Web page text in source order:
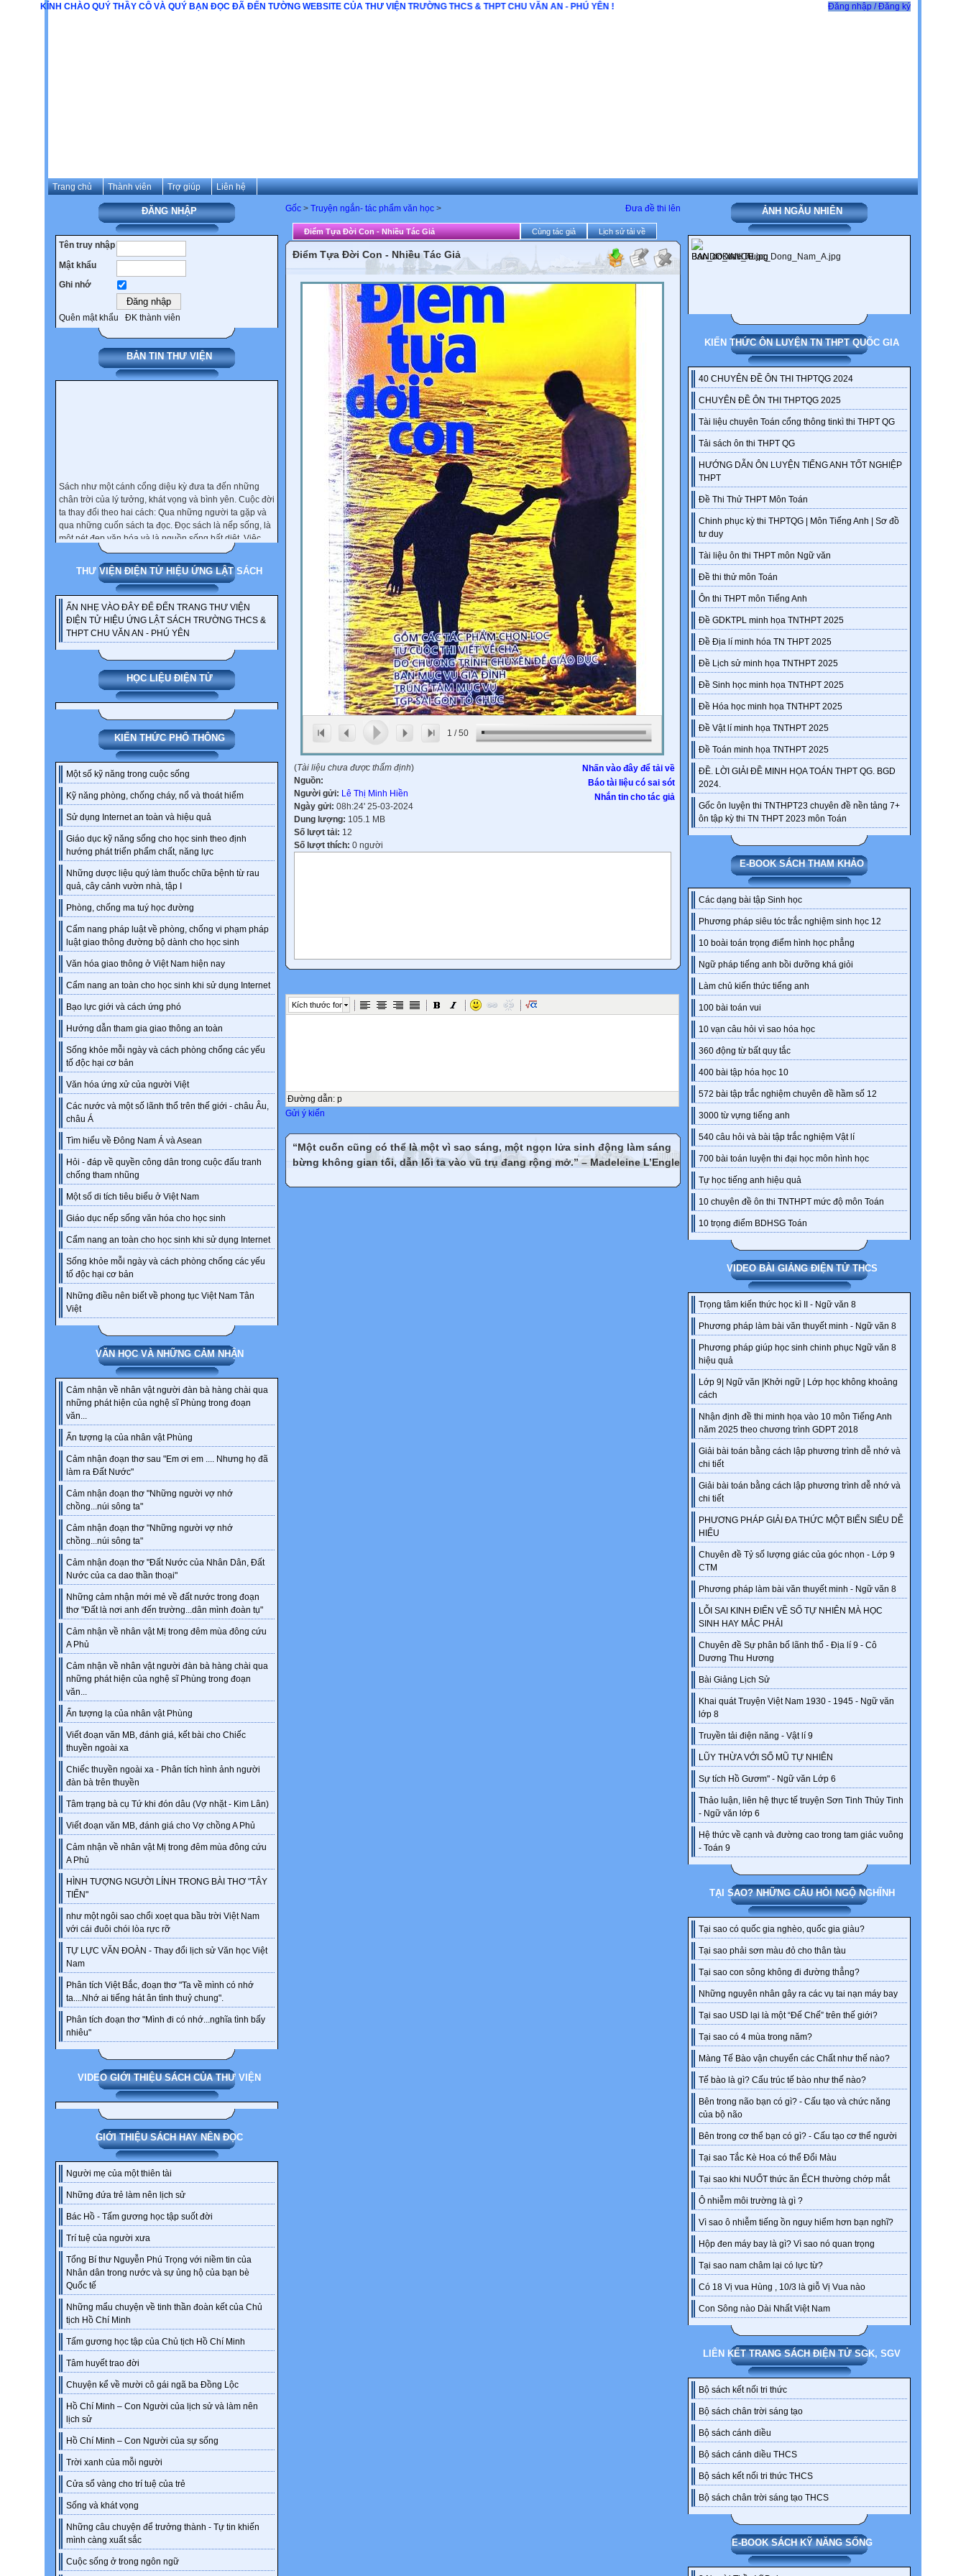
Đăng nhập / Đăng ký
Trang chủ Thành viên Trợ giúp Liên hệ
ĐĂNG NHẬP
Tên truy nhập
Mật khẩu
Ghi nhớ
Quên mật khẩu ĐK thành viên
BẢN TIN THƯ VIỆN
chân trời của lý tưởng, khát vọng và bình yên. Cuộc đời
ta thay đổi theo hai cách: Qua những người ta gặp và
qua những cuốn sách ta đọc. Đọc sách là nếp sống, là
một nét đẹp văn hóa và là nguồn sống bất diệt. Việc
đọc cũng giống như việc học. Có đọc, có học thì mới có
nhân. Thói quen đọc sách chỉ được hình thành và duy
trì khi chữ tâm và sách hòa quện làm một. Người đọc
sách là người biết yêu thương bản thân mình và là
người biết trân trọng cuộc sống. Việc đọc một cuốn
sách có đem lại cho bạn lợi ích hay không, phụ thuộc
vào thái độ và tâm thế của bạn khi đọc.
THƯ VIỆN ĐIỆN TỬ HIỆU ỨNG LẬT SÁCH
ẤN NHẸ VÀO ĐÂY ĐỂ ĐẾN TRANG THƯ VIỆN
ĐIỆN TỬ HIỆU ỨNG LẬT SÁCH TRƯỜNG THCS &
THPT CHU VĂN AN - PHÚ YÊN
HỌC LIỆU ĐIỆN TỬ
KIẾN THỨC PHỔ THÔNG
Một số kỹ năng trong cuộc sống
Kỹ năng phòng, chống cháy, nổ và thoát hiểm
Sử dụng Internet an toàn và hiệu quả
Giáo dục kỹ năng sống cho học sinh theo định
hướng phát triển phẩm chất, năng lực
Những dược liệu quý làm thuốc chữa bệnh từ rau
quả, cây cảnh vườn nhà, tập I
Phòng, chống ma tuý học đường
Cẩm nang pháp luật về phòng, chống vi phạm pháp
luật giao thông đường bộ dành cho học sinh
Văn hóa giao thông ở Việt Nam hiện nay
Cẩm nang an toàn cho học sinh khi sử dụng Internet
Bạo lực giới và cách ứng phó
Hướng dẫn tham gia giao thông an toàn
Sống khỏe mỗi ngày và cách phòng chống các yếu
tố độc hại cơ bản
Văn hóa ứng xử của người Việt
Các nước và một số lãnh thổ trên thế giới - châu Âu,
châu Á
Tìm hiểu về Đông Nam Á và Asean
Hỏi - đáp về quyền công dân trong cuộc đấu tranh
chống tham nhũng
Một số di tích tiêu biểu ở Việt Nam
Giáo dục nếp sống văn hóa cho học sinh
Cẩm nang an toàn cho học sinh khi sử dụng Internet
Sống khỏe mỗi ngày và cách phòng chống các yếu
tố độc hại cơ bản
Những điều nên biết về phong tục Việt Nam Tân
Việt
VĂN HỌC VÀ NHỮNG CẢM NHẬN
Cảm nhận về nhân vật người đàn bà hàng chài qua
những phát hiện của nghệ sĩ Phùng trong đoạn
văn...
Ấn tượng lạ của nhân vật Phùng
Cảm nhận đoạn thơ sau "Em ơi em .... Nhưng họ đã
làm ra Đất Nước"
Cảm nhận đoạn thơ "Những người vợ nhớ
chồng...núi sông ta"
Cảm nhận đoạn thơ "Những người vợ nhớ
chồng...núi sông ta"
Cảm nhận đoạn thơ "Đất Nước của Nhân Dân, Đất
Nước của ca dao thần thoại"
Những cảm nhận mới mẻ về đất nước trong đoạn
thơ "Đất là nơi anh đến trường...dân mình đoàn tụ"
Cảm nhận về nhân vật Mị trong đêm mùa đông cứu
A Phủ
Cảm nhận về nhân vật người đàn bà hàng chài qua
những phát hiện của nghệ sĩ Phùng trong đoạn
văn...
Ấn tượng lạ của nhân vật Phùng
Viết đoạn văn MB, đánh giá, kết bài cho Chiếc
thuyền ngoài xa
Chiếc thuyền ngoài xa - Phân tích hình ảnh người
đàn bà trên thuyền
Tâm trạng bà cụ Tứ khi đón dâu (Vợ nhặt - Kim Lân)
Viết đoạn văn MB, đánh giá cho Vợ chồng A Phủ
Cảm nhận về nhân vật Mị trong đêm mùa đông cứu
A Phủ
HÌNH TƯỢNG NGƯỜI LÍNH TRONG BÀI THƠ "TÂY
TIẾN"
như một ngôi sao chổi xoẹt qua bầu trời Việt Nam
với cái đuôi chói lòa rực rỡ
TỰ LỰC VĂN ĐOÀN - Thay đổi lịch sử Văn học Việt
Nam
Phân tích Việt Bắc, đoạn thơ "Ta về mình có nhớ
ta....Nhớ ai tiếng hát ân tình thuỷ chung".
Phân tích đoạn thơ "Mình đi có nhớ...nghĩa tình bấy
nhiêu"
VIDEO GIỚI THIỆU SÁCH CỦA THƯ VIỆN
GIỚI THIỆU SÁCH HAY NÊN ĐỌC
Người mẹ của một thiên tài
Những đứa trẻ làm nên lịch sử
Bác Hồ - Tấm gương học tập suốt đời
Trí tuệ của người xưa
Tổng Bí thư Nguyễn Phú Trọng với niềm tin của
Nhân dân trong nước và sự ủng hộ của bạn bè
Quốc tế
Những mẩu chuyện về tinh thần đoàn kết của Chủ
tịch Hồ Chí Minh
Tấm gương học tập của Chủ tịch Hồ Chí Minh
Tâm huyết trao đời
Chuyện kể về mười cô gái ngã ba Đồng Lộc
Hồ Chí Minh – Con Người của lịch sử và làm nên
lịch sử
Hồ Chí Minh – Con Người của sự sống
Trời xanh của mỗi người
Cửa sổ vàng cho trí tuệ của trẻ
Sống và khát vọng
Những câu chuyện để trưởng thành - Tự tin khiến
mình càng xuất sắc
Cuộc sống ở trong ngôn ngữ
ẢNH NGẪU NHIÊN
KIẾN THỨC ÔN LUYỆN TN THPT QUỐC GIA
40 CHUYÊN ĐỀ ÔN THI THPTQG 2024
CHUYÊN ĐỀ ÔN THI THPTQG 2025
Tài liệu chuyên Toán cổng thông tinkì thi THPT QG
Tải sách ôn thi THPT QG
HƯỚNG DẪN ÔN LUYỆN TIẾNG ANH TỐT NGHIỆP
THPT
Đề Thi Thử THPT Môn Toán
Chinh phục kỳ thi THPTQG | Môn Tiếng Anh | Sơ đồ
tư duy
Tài liệu ôn thi THPT môn Ngữ văn
Đề thi thử môn Toán
Ôn thi THPT môn Tiếng Anh
Đề GDKTPL minh họa TNTHPT 2025
Đề Địa lí minh hóa TN THPT 2025
Đề Lịch sử minh họa TNTHPT 2025
Đề Sinh học minh họa TNTHPT 2025
Đề Hóa học minh họa TNTHPT 2025
Đề Vật lí minh họa TNTHPT 2025
Đề Toán minh họa TNTHPT 2025
ĐỀ. LỜI GIẢI ĐỀ MINH HỌA TOÁN THPT QG. BGD
2024.
Gốc ôn luyện thi TNTHPT23 chuyên đề nền tảng 7+
ôn tập kỳ thi TN THPT 2023 môn Toán
E-BOOK SÁCH THAM KHẢO
Các dạng bài tập Sinh học
Phương pháp siêu tóc trắc nghiệm sinh học 12
10 boài toán trọng điểm hình học phẳng
Ngữ pháp tiếng anh bồi dưỡng khá giỏi
Làm chủ kiến thức tiếng anh
100 bài toán vui
10 vạn câu hỏi vì sao hóa học
360 động từ bất quy tắc
400 bài tập hóa học 10
572 bài tập trắc nghiệm chuyên đề hầm số 12
3000 từ vựng tiếng anh
540 câu hỏi và bài tập trắc nghiệm Vật lí
700 bài toán luyện thi đại học môn hình học
Tự học tiếng anh hiệu quả
10 chuyên đề ôn thi TNTHPT mức độ môn Toán
10 trọng điểm BDHSG Toán
VIDEO BÀI GIẢNG ĐIỆN TỬ THCS
Trọng tâm kiến thức học kì II - Ngữ văn 8
Phương pháp làm bài văn thuyết minh - Ngữ văn 8
Phương pháp giúp học sinh chinh phục Ngữ văn 8
hiệu quả
Lớp 9| Ngữ văn |Khởi ngữ | Lớp học không khoảng
cách
Nhận định đề thi minh họa vào 10 môn Tiếng Anh
năm 2025 theo chương trình GDPT 2018
Giải bài toán bằng cách lập phương trình dễ nhớ và
chi tiết
Giải bài toán bằng cách lập phương trình dễ nhớ và
chi tiết
PHƯƠNG PHÁP GIẢI ĐA THỨC MỘT BIẾN SIÊU DỄ
HIỂU
Chuyên đề Tỷ số lượng giác của góc nhọn - Lớp 9
CTM
Phương pháp làm bài văn thuyết minh - Ngữ văn 8
LỖI SAI KINH ĐIỂN VỀ SỐ TỰ NHIÊN MÀ HỌC
SINH HAY MẮC PHẢI
Chuyên đề Sự phân bố lãnh thổ - Địa lí 9 - Cô
Dương Thu Hương
Bài Giảng Lịch Sử
Khai quát Truyện Việt Nam 1930 - 1945 - Ngữ văn
lớp 8
Truyền tải điện năng - Vật lí 9
LŨY THỪA VỚI SỐ MŨ TỰ NHIÊN
Sự tích Hồ Gươm" - Ngữ văn Lớp 6
Thảo luận, liên hệ thực tế truyện Sơn Tinh Thủy Tinh
- Ngữ văn lớp 6
Hệ thức về cạnh và đường cao trong tam giác vuông
- Toán 9
TẠI SAO? NHỮNG CÂU HỎI NGỘ NGHĨNH
Tại sao có quốc gia nghèo, quốc gia giàu?
Tại sao phải sơn màu đỏ cho thân tàu
Tại sao con sông không đi đường thẳng?
Những nguyên nhân gây ra các vụ tai nạn máy bay
Tại sao USD lại là một “Đế Chế” trên thế giới?
Tại sao có 4 mùa trong năm?
Màng Tế Bào vận chuyển các Chất như thế nào?
Tế bào là gì? Cấu trúc tế bào như thế nào?
Bên trong não bạn có gì? - Cấu tạo và chức năng
của bộ não
Bên trong cơ thể bạn có gì? - Cấu tạo cơ thể người
Tại sao Tắc Kè Hoa có thể Đổi Màu
Tại sao khi NUỐT thức ăn ẾCH thường chớp mắt
Ô nhiễm môi trường là gì ?
Vì sao ô nhiễm tiếng ồn nguy hiểm hơn bạn nghĩ?
Hộp đen máy bay là gì? Vì sao nó quan trọng
Tại sao nam châm lại có lực từ?
Có 18 Vị vua Hùng , 10/3 là giỗ Vị Vua nào
Con Sông nào Dài Nhất Việt Nam
LIÊN KẾT TRANG SÁCH ĐIỆN TỬ SGK, SGV
Bộ sách kết nối tri thức
Bộ sách chân trời sáng tạo
Bộ sách cánh diều
Bộ sách cánh diều THCS
Bộ sách kết nối tri thức THCS
Bộ sách chân trời sáng tạo THCS
E-BOOK SÁCH KỸ NĂNG SỐNG
Đưa đề thi lên
Gốc > Truyện ngắn- tác phẩm văn học >
Điểm Tựa Đời Con - Nhiều Tác Giả Cùng tác giả Lịch sử tải về
Điểm Tựa Đời Con - Nhiều Tác Giả
1 /50
Nhấn vào đây để tải về
Báo tài liệu có sai sót
Nhắn tin cho tác giả
(Tài liệu chưa được thẩm định)
Nguồn:
Người gửi: Lê Thị Minh Hiền
Ngày gửi: 08h:24' 25-03-2024
Dung lượng: 105.1 MB
Số lượt tải: 12
Số lượt thích: 0 người
Kích thước font
Đường dẫn: p
Gửi ý kiến
“Một cuốn cũng có thể là một vì sao sáng, một ngọn lửa sinh động làm sáng
bừng không gian tối, dẫn lối ta vào vũ trụ đang rộng mở.” – Madeleine L’Engle
KÍNH CHÀO QUÝ THẦY CÔ VÀ QUÝ BẠN ĐỌC ĐÃ ĐẾN TƯỜNG WEBSITE CỦA THƯ VIỆN TRƯỜNG THCS & THPT CHU VĂN AN - PHÚ YÊN !